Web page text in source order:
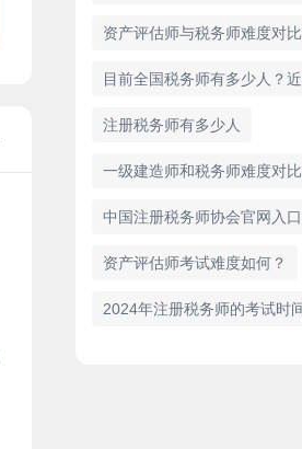
资产评估师与税务师难度对比
注册税务师有多少人
一级建造师和税务师难度对比
中国注册税务师协会官网入口
资产评估师考试难度如何？